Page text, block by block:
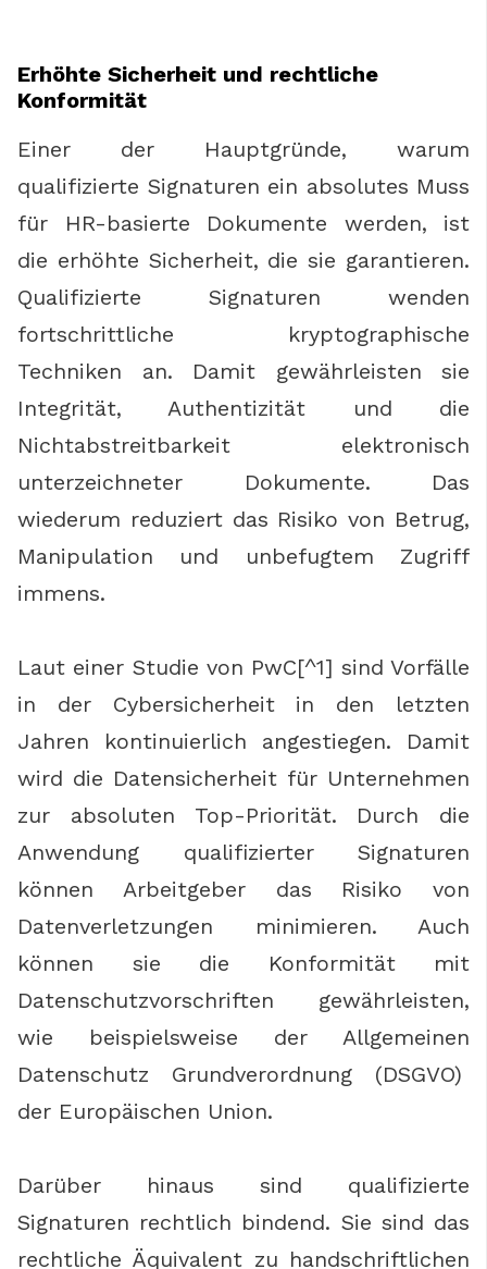
Erhöhte Sicherheit und rechtliche
Konformität
Einer der Hauptgründe, warum
qualifizierte Signaturen ein absolutes Muss
für HR-basierte Dokumente werden, ist
die erhöhte Sicherheit, die sie garantieren.
Qualifizierte Signaturen wenden
fortschrittliche kryptographische
Techniken an. Damit gewährleisten sie
Integrität, Authentizität und die
Nichtabstreitbarkeit elektronisch
unterzeichneter Dokumente. Das
wiederum reduziert das Risiko von Betrug,
Manipulation und unbefugtem Zugriff
immens.
Laut einer Studie von PwC[^1] sind Vorfälle
in der Cybersicherheit in den letzten
Jahren kontinuierlich angestiegen. Damit
wird die Datensicherheit für Unternehmen
zur absoluten Top-Priorität. Durch die
Anwendung qualifizierter Signaturen
können Arbeitgeber das Risiko von
Datenverletzungen minimieren. Auch
können sie die Konformität mit
Datenschutzvorschriften gewährleisten,
wie beispielsweise der Allgemeinen
Datenschutz Grundverordnung (DSGVO)
der Europäischen Union.
Darüber hinaus sind qualifizierte
Signaturen rechtlich bindend. Sie sind das
rechtliche Äquivalent zu handschriftlichen